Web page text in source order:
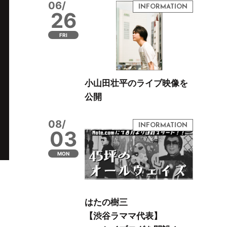
06/
26
FRI
小山田壮平のライブ映像を
公開
08/
03
MON
はたの樹三
【渋谷ラママ代表】